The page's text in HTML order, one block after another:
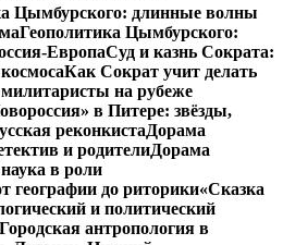
Цымбурского: длинные волны
Геополитика Цымбурского:
ЕвропаСуд и казнь Сократа:
Как Сократ учит делать
на рубеже
в Питере: звёзды,
реконкистаДорама
и родителиДорама
в роли
географии до риторики«Сказка
и политический
Городская антропология в